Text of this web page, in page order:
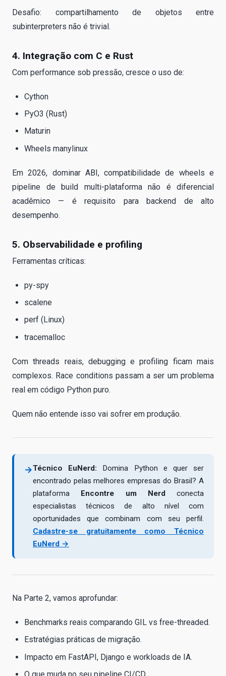
Desafio: compartilhamento de objetos entre
subinterpreters não é trivial.
4. Integração com C e Rust
Com performance sob pressão, cresce o uso de:
Cython
PyO3 (Rust)
Maturin
Wheels manylinux
Em 2026, dominar ABI, compatibilidade de wheels e
pipeline de build multi-plataforma não é diferencial
acadêmico — é requisito para backend de alto
desempenho.
5. Observabilidade e profiling
Ferramentas críticas:
py-spy
scalene
perf (Linux)
tracemalloc
Com threads reais, debugging e profiling ficam mais
complexos. Race conditions passam a ser um problema
real em código Python puro.
Quem não entende isso vai sofrer em produção.
→Técnico EuNerd: Domina Python e quer ser
encontrado pelas melhores empresas do Brasil? A
plataforma Encontre um Nerdconecta
especialistas técnicos de alto nível com
oportunidades que combinam com seu perfil.
Cadastre-se gratuitamente como Técnico
EuNerd →
Na Parte 2, vamos aprofundar:
Benchmarks reais comparando GIL vs free-threaded.
Estratégias práticas de migração.
Impacto em FastAPI, Django e workloads de IA.